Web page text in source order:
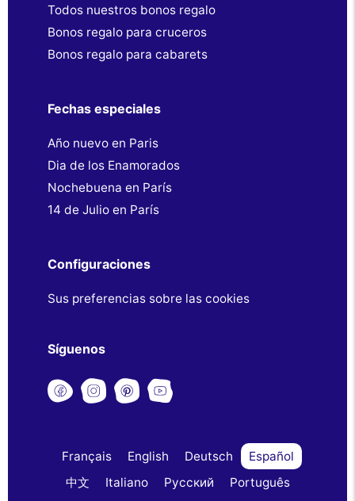
Todos nuestros bonos regalo
Bonos regalo para cruceros
Bonos regalo para cabarets
Fechas especiales
Año nuevo en Paris
Dia de los Enamorados
Nochebuena en París
14 de Julio en París
Configuraciones
Sus preferencias sobre las cookies
Síguenos
Français English Deutsch
Español
中文
Italiano Русский Português